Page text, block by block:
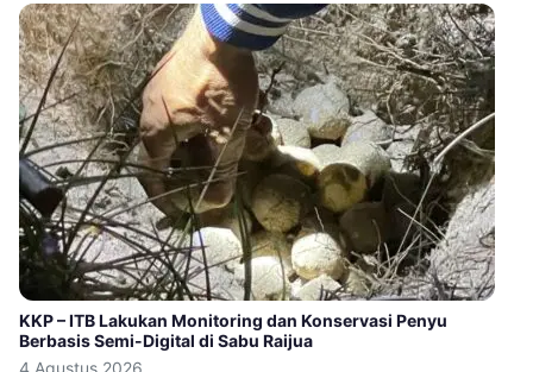
KKP – ITB Lakukan Monitoring dan Konservasi Penyu
Berbasis Semi-Digital di Sabu Raijua